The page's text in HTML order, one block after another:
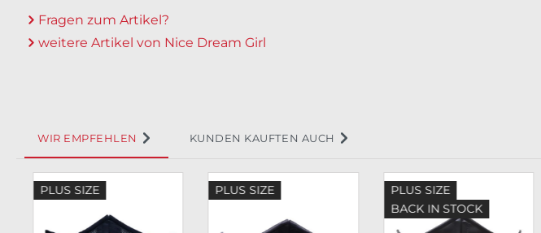
Fragen zum Artikel?
weitere Artikel von Nice Dream Girl
WIR EMPFEHLEN KUNDEN KAUFTEN AUCH
Produktgalerie überspringen
PLUS SIZE PLUS SIZE
PLUS SIZE
BACK IN STOCK